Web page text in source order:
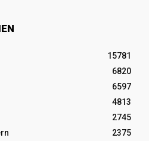
15781
6820
6597
4813
2745
2375